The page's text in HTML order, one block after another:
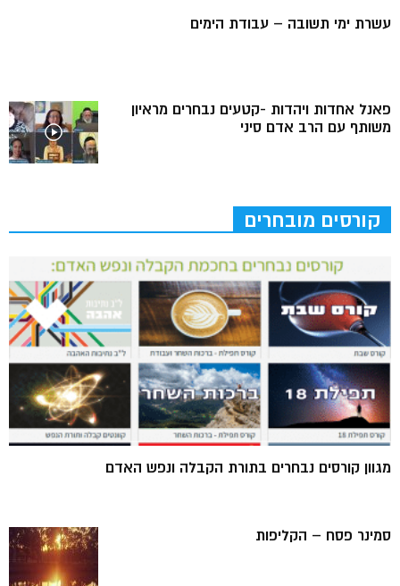
עשרת ימי תשובה – עבודת הימים
פאנל אחדות ויהדות -קטעים נבחרים מראיון
משותף עם הרב אדם סיני
קורסים מובחרים
מגוון קורסים נבחרים בתורת הקבלה ונפש האדם
סמינר פסח – הקליפות